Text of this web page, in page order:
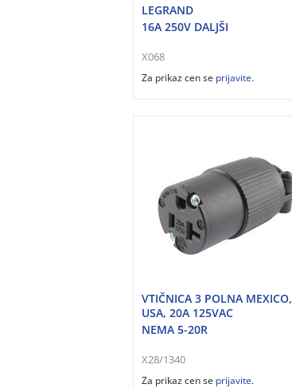
LEGRAND
16A 250V DALJŠI
X068
Za prikaz cen se prijavite.
VTIČNICA 3 POLNA MEXICO,
USA, 20A 125VAC
NEMA 5-20R
X28/1340
Za prikaz cen se prijavite.